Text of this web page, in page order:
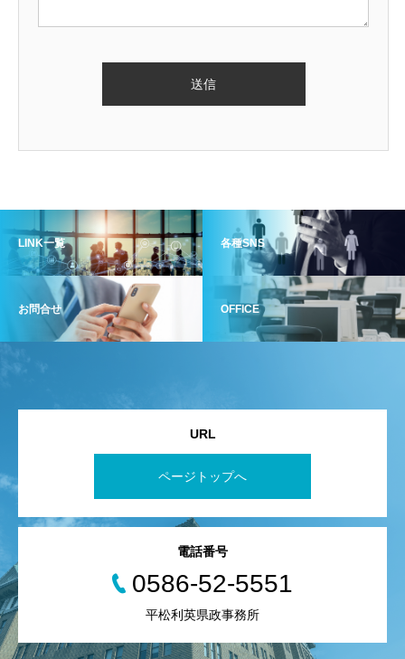
LINK一覧 各種SNS
お問合せ OFFICE
URL
ページトップへ
電話番号
0586-52-5551
平松利英県政事務所